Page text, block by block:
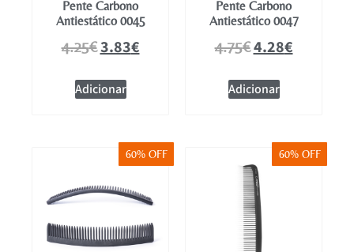
Pente Carbono
Antiestático 0045
4.25€3.83€
Adicionar
Pente Carbono
Antiestático 0047
4.75€4.28€
Adicionar
60% OFF 60% OFF